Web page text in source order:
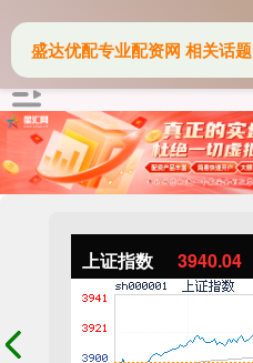
上证指数 3940.04
盛达优配专业配资网 相关话题